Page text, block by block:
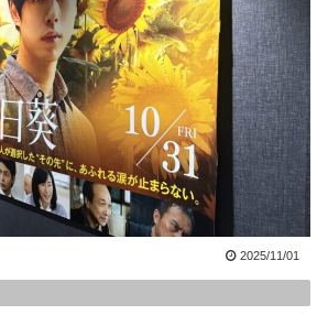
2025/11/01